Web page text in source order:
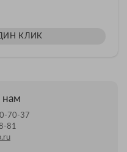
КЛИК
нам
70-37
81